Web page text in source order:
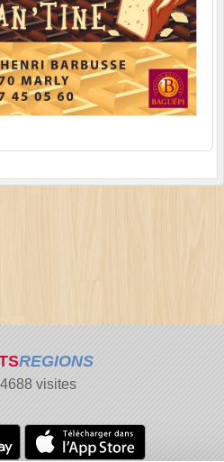
REGIONS
visites